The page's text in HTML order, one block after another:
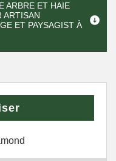
ARBRE ET HAIE
ARTISAN
ET PAYSAGIST À